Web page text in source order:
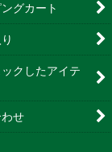
グカート
クしたアイテ
せ